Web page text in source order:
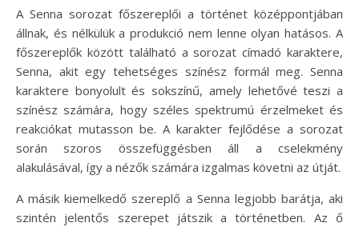
A Senna sorozat főszereplői a történet középpontjában
állnak, és nélkülük a produkció nem lenne olyan hatásos. A
főszereplők között található a sorozat címadó karaktere,
Senna, akit egy tehetséges színész formál meg. Senna
karaktere bonyolult és sokszínű, amely lehetővé teszi a
színész számára, hogy széles spektrumú érzelmeket és
reakciókat mutasson be. A karakter fejlődése a sorozat
során szoros összefüggésben áll a cselekmény
alakulásával, így a nézők számára izgalmas követni az útját.
A másik kiemelkedő szereplő a Senna legjobb barátja, aki
szintén jelentős szerepet játszik a történetben. Az ő